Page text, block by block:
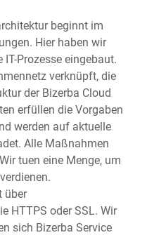
beginnt im
Hier haben wir
Prozesse eingebaut.
verknüpft, die
der Bizerba Cloud
erfüllen die Vorgaben
werden auf aktuelle
Alle Maßnahmen
tuen eine Menge, um
über
HTTPS oder SSL. Wir
sich Bizerba Service